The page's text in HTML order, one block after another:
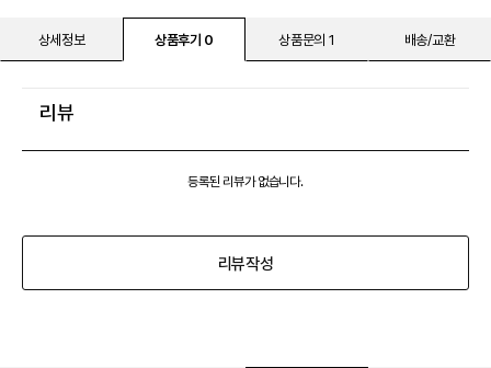
상세정보 상품후기 0 상품문의 1 배송/교환
리뷰
등록된 리뷰가 없습니다.
리뷰작성